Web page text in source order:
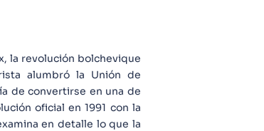
la revolución bolchevique
alumbró la Unión de
de convertirse en una de
oficial en 1991 con la
en detalle lo que la